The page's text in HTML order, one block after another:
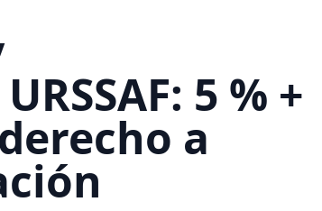
5 % +
a